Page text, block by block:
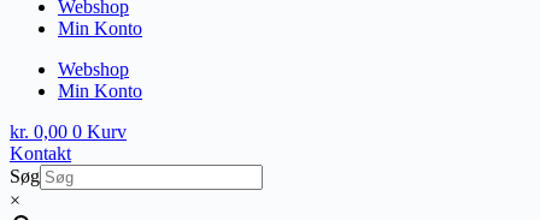
Webshop
Min Konto
Webshop
Min Konto
kr. 0,00 0 Kurv
Kontakt
Søg
×